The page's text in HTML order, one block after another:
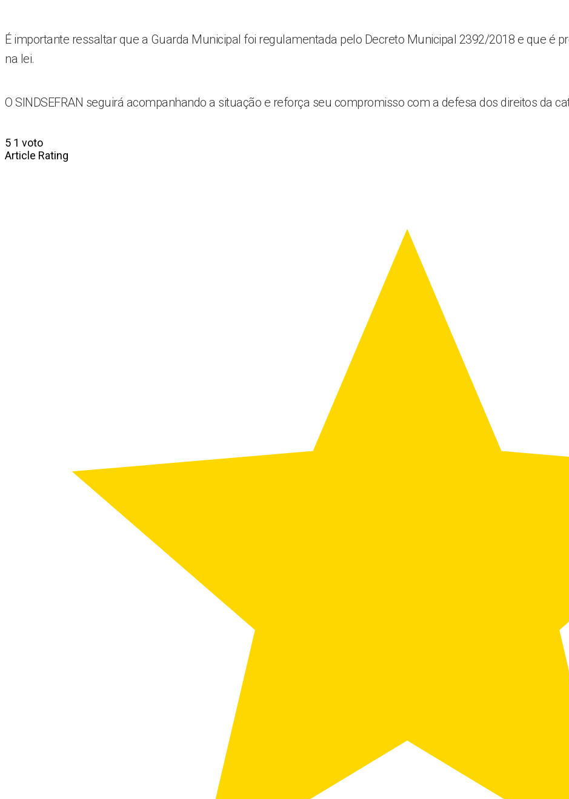
É importante ressaltar que a Guarda Municipal foi regulamentada pelo Decreto Municipal 2392/2018 e que é
na lei.
O SINDSEFRAN seguirá acompanhando a situação e reforça seu compromisso com a defesa dos direitos da
5 1 voto
Article Rating